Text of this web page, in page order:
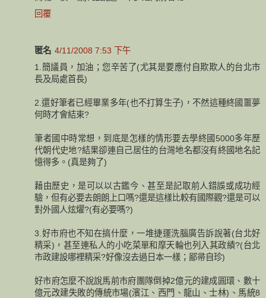
回覆
匿名 4/11/2008 7:53 下午
1.簡議員，加油；您辛苦了(尤其是要應付自欺欺人的台北市
長及局處首長)
2.還好筆者已經畢業多年(也不打算生子)，不然這種終國噩夢
何時才會結束?
筆者國中時常想，到底是怎樣的情形要去學終國5000多年歷
代朝代史地?結果卻連自己居住的台灣地名都沒有終國地名記
憶得多。(真是夠了)
藉由歷史，是可以以古鑑今、甚至是記取前人錯誤或成功經
驗，但有必要去朗朗上口嗎?還是這樣比較有國際觀?還是可以
對外國人炫燿?(有必要嗎?)
3.好市府也不知在搞什麼，一堆捷運洗腦廣告訴說著(台北好
精采)，甚至連私人的小吃菜單和摩天輪也列入其政績?(台北
市政建設哪裡精采?好像沒去過日本一樣；鄙帚自珍)
好市府怎麼不說說馬前市府團隊倒掉2億元的建成圓環、數十
億元改建失敗的傳統市場(濱江、西門、龍山、士林)、馬統8